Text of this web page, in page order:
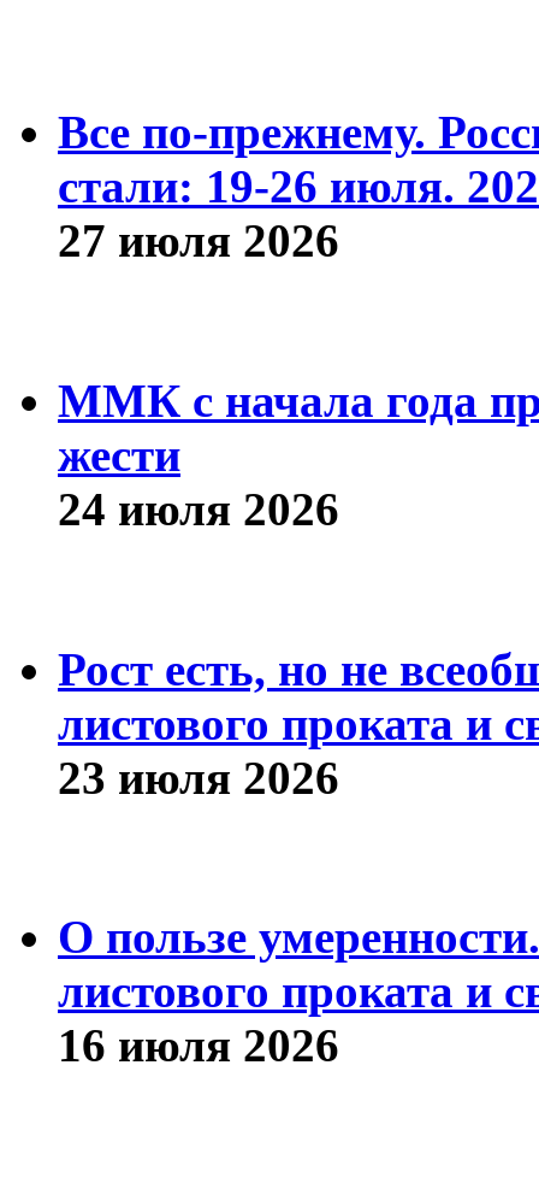
Все по-прежнему.
стали: 19-26 июля.
27 июля 2026
ММК с начала года
жести
24 июля 2026
Рост есть, но не
листового проката и
23 июля 2026
О пользе
листового проката и
16 июля 2026